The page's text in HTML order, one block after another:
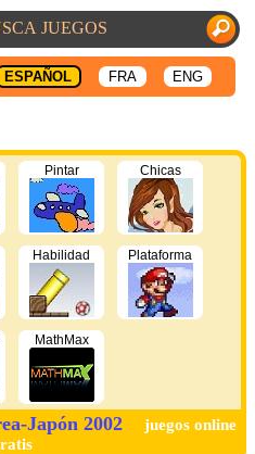
ESPAÑOL FRA ENG
Pintar Chicas
Habilidad Plataforma
MathMax
Japón 2002
juegos online